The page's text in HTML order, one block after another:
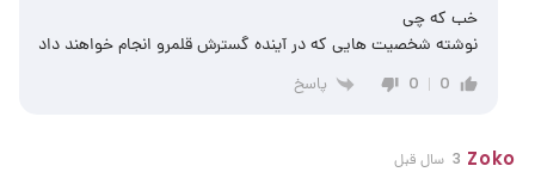
خب که چی
نوشته شخصیت هایی که در آینده گسترش قلمرو انجام خواهند داد
0
0 پاسخ
Zoko 3 سال قبل